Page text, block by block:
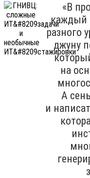
«В
каждый
разного
джуну
на
А
и